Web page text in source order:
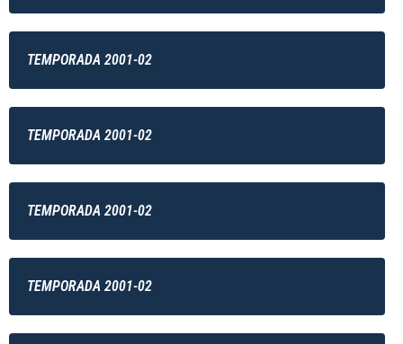
TEMPORADA 2001-02
TEMPORADA 2001-02
TEMPORADA 2001-02
TEMPORADA 2001-02